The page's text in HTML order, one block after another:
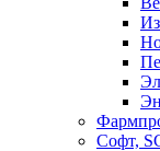
Софт,